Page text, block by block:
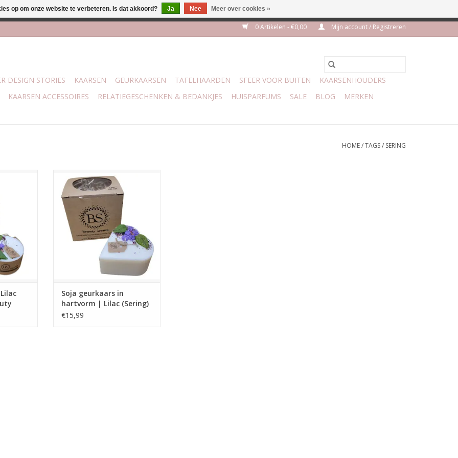
0 Artikelen - €0,00 Mijn account / Registreren
DESIGN STORIES KAARSEN GEURKAARSEN TAFELHAARDEN SFEER VOOR BUITEN
KAARSENHOUDERS
KAARSEN ACCESSOIRES RELATIEGESCHENKEN & BEDANKJES HUISPARFUMS SALE BLOG MERKEN
HOME/TAGS/ SERING
Handgemaakte kaars afgewerkt
met gedroogd gras en gekleurde
wax melts in lilac- en bladvorm
TOEVOEGEN AAN WINKELWAGEN
Soja geurkaars in
hartvorm | Lilac (Sering)
| S | Beauty Scents
€15,99
op om onze website te verbeteren. Is dat akkoord? Ja Nee Meer over cookies »
bij mijn winkel Trotz | Belvederelaan 107 Zwolle | 27 juli t/m 3 aug VAKANTIE